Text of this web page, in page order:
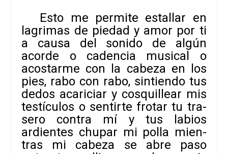
Esto me per­mite esta­llar en
lagri­mas de pie­dad y amor por ti
a causa del sonido de algún
acorde o caden­cia musi­cal o
acos­tarme con la cabeza en los
pies, rabo con rabo, sin­tiendo tus
dedos aca­ri­ciar y cos­qui­llear mis
tes­tícu­los o sen­tirte fro­tar tu tra­
sero con­tra mí y tus labios
ardien­tes chu­par mi polla mien­
tras mi cabeza se abre paso